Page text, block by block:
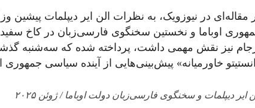
مقاله‌ای در نیوزویک، به نظرات الن ایر دیپلمات پیشین
اوباما و نخستین سخنگوی فارسی‌زبان در کاخ
نیز نقش مهمی داشت، پرداخته شده که سه‌شنبه
خاورمیانه» پیش‌بینی‌هایی از آینده سیاسی جمهوری
ایر دیپلمات و سخنگوی فارسی‌زبان دولت اوباما / ژوئن ۲۰۲۵